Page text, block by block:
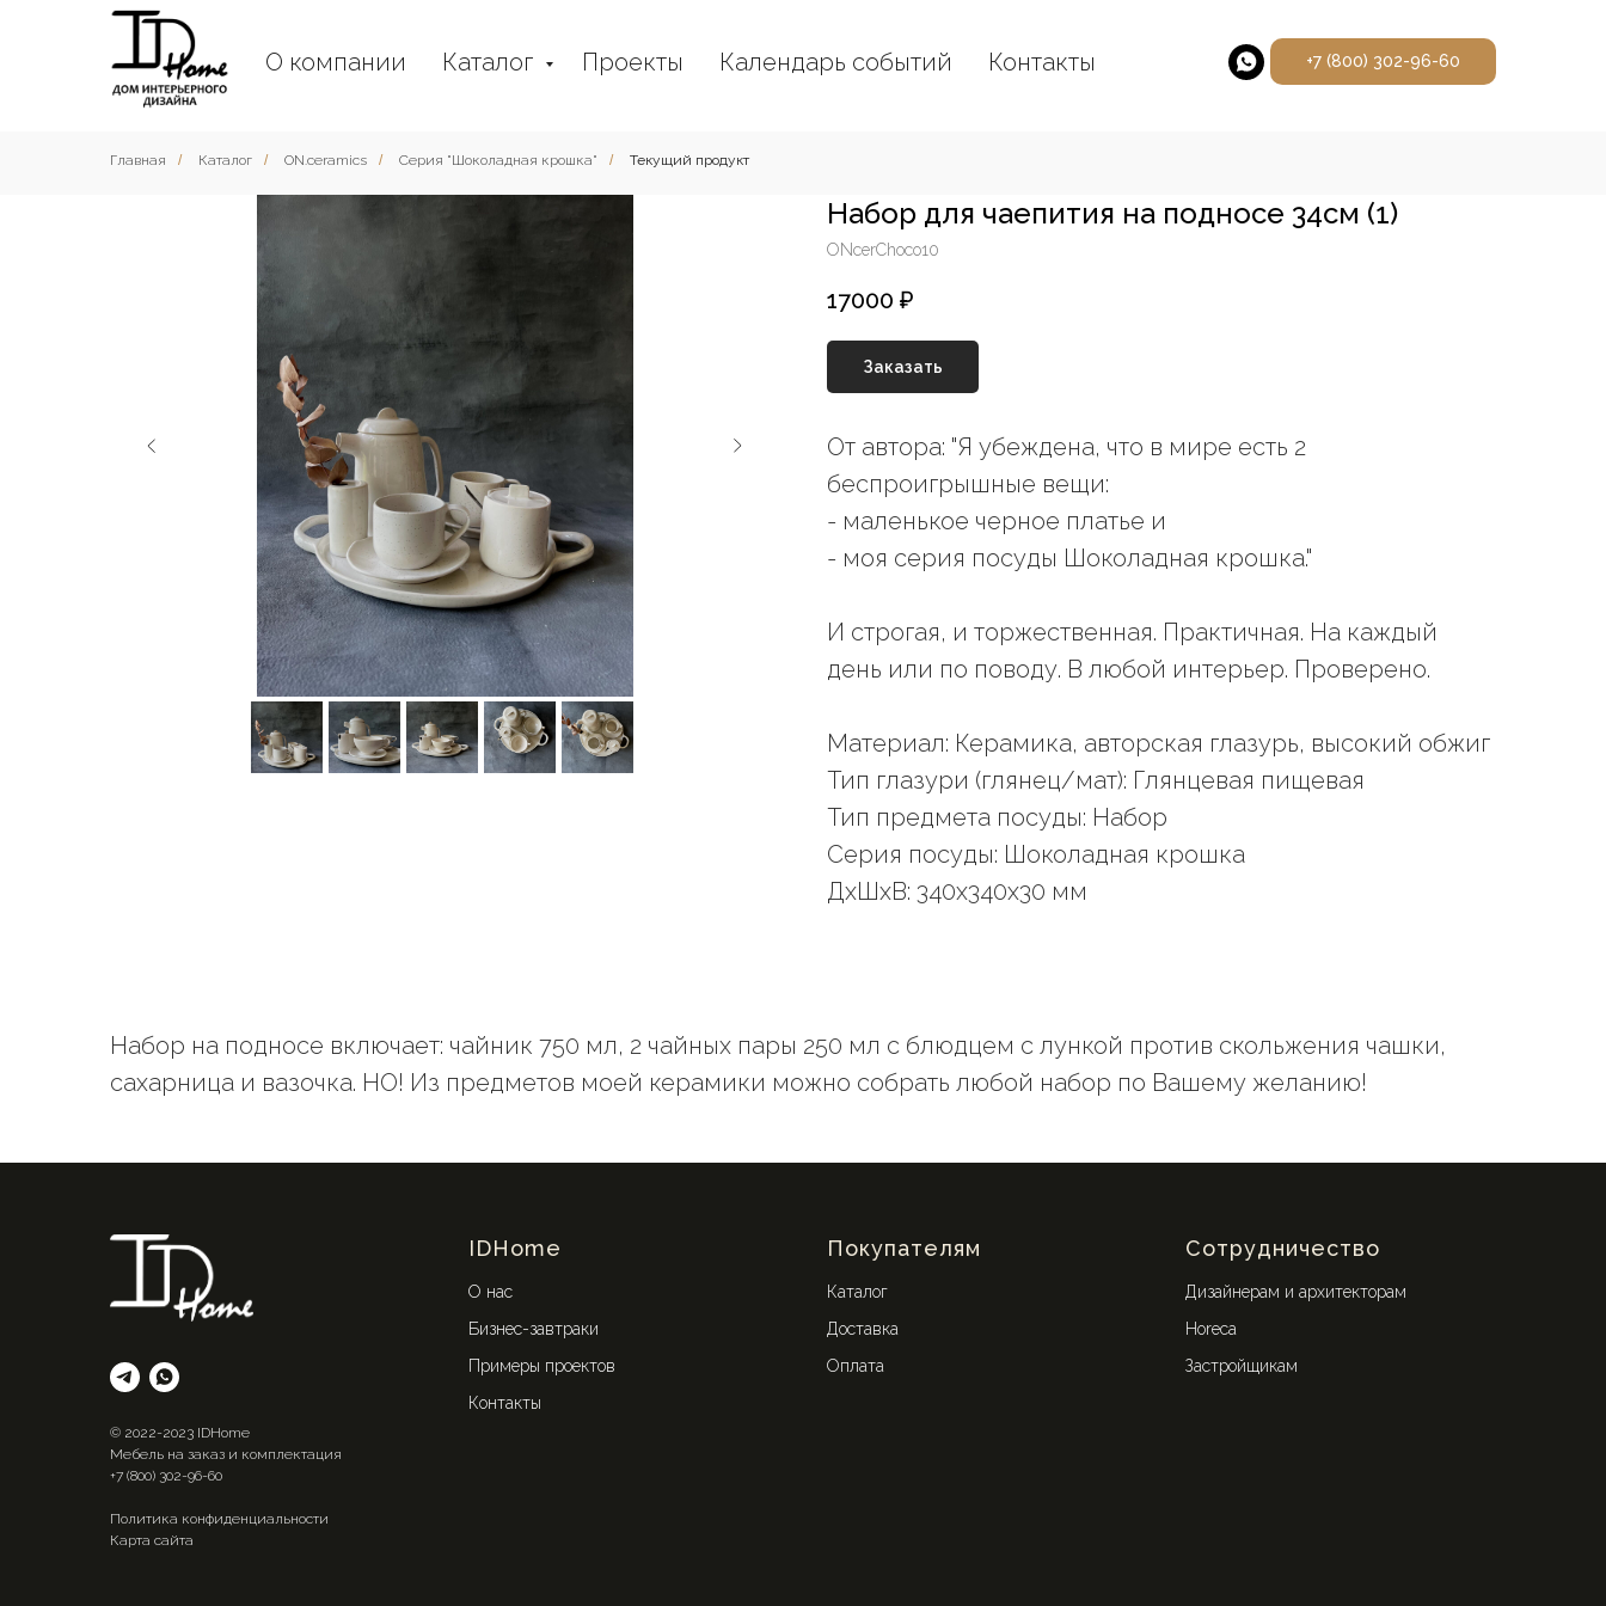
О компании Каталог Проекты Календарь событий Контакты +7 (800) 302-96-60
Главная / Каталог / ON.ceramics / Серия "Шоколадная крошка" / Текущий продукт
Набор для чаепития на подносе 34см (1)
ONcerChoco10
17000 ₽
Заказать
От автора: "Я убеждена, что в мире есть 2
беспроигрышные вещи:
- маленькое черное платье и
- моя серия посуды Шоколадная крошка."
И строгая, и торжественная. Практичная. На каждый
день или по поводу. В любой интерьер. Проверено.
Материал: Керамика, авторская глазурь, высокий обжиг
Тип глазури (глянец/мат): Глянцевая пищевая
Тип предмета посуды: Набор
Серия посуды: Шоколадная крошка
ДxШxВ: 340x340x30 мм
Набор на подносе включает: чайник 750 мл, 2 чайных пары 250 мл с блюдцем с лункой против скольжения чашки,
сахарница и вазочка. НО! Из предметов моей керамики можно собрать любой набор по Вашему желанию!
© 2022-2023 IDHome
Мебель на заказ и комплектация
+7 (800) 302-96-60
Политика конфиденциальности
Карта сайта
IDHome
О нас
Бизнес-завтраки
Примеры проектов
Контакты
Покупателям
Каталог
Доставка
Оплата
Сотрудничество
Дизайнерам и архитекторам
Horeca
Застройщикам